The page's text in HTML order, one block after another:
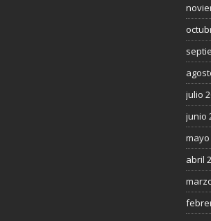
julio
junio
mayo
abril